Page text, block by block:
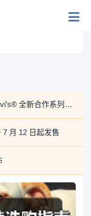
FUJI ROCK FESTIVAL x Levi’s® 全新合作系列释出
月 12 日起发售